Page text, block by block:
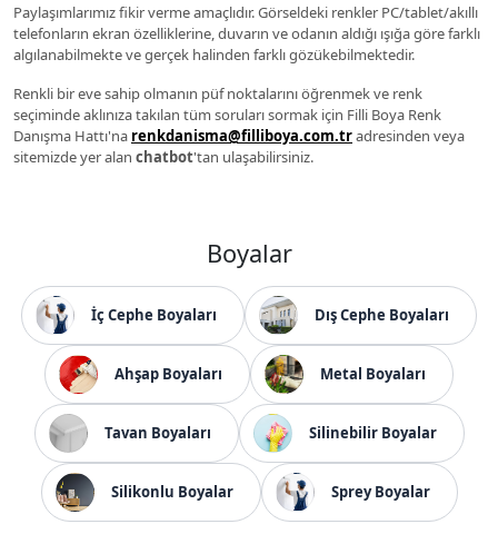
Paylaşımlarımız fikir verme amaçlıdır. Görseldeki renkler PC/tablet/akıllı
telefonların ekran özelliklerine, duvarın ve odanın aldığı ışığa göre farklı
algılanabilmekte ve gerçek halinden farklı gözükebilmektedir.
Renkli bir eve sahip olmanın püf noktalarını öğrenmek ve renk
seçiminde aklınıza takılan tüm soruları sormak için Filli Boya Renk
Danışma Hattı'na renkdanisma@filliboya.com.tradresinden veya
sitemizde yer alan chatbot'tan ulaşabilirsiniz.
Boyalar
İç Cephe Boyaları Dış Cephe Boyaları
Ahşap Boyaları Metal Boyaları
Tavan Boyaları Silinebilir Boyalar
Silikonlu Boyalar Sprey Boyalar